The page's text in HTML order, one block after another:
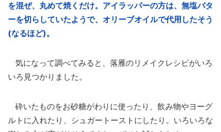
を混ぜ、丸めて焼くだけ。アイラッパーの方は、無塩バタ
ーを切らしていたようで、オリーブオイルで代用したそう
(なるほど)。
気になって調べてみると、落雁のリメイクレシピがいろ
いろ見つかりました。
砕いたものをお砂糖がわりに使ったり、飲み物やヨーグ
ルトに入れたり、シュガートーストにしたり。いろいろな